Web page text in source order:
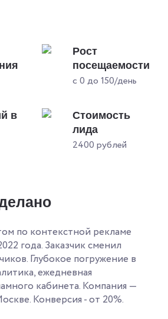
Рост
посещаемости
с 0 до 150/день
в
Стоимость
лида
2400 рублей
по контекстной рекламе
года. Заказчик сменил
Глубокое погружение в
ежедневная
кабинета. Компания —
Конверсия - от 20%.